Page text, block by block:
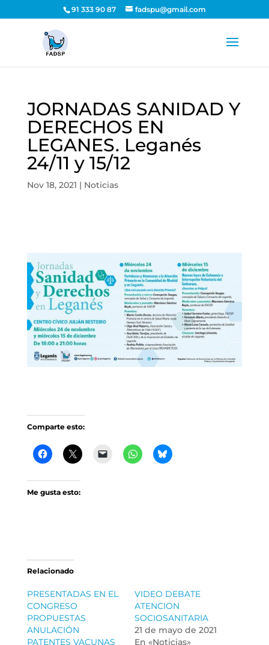
91 333 90 87 fadspu@gmail.com
JORNADAS SANIDAD Y
DERECHOS EN
LEGANES. Leganés
24/11 y 15/12
Nov 18, 2021 | Noticias
Comparte esto:
Me gusta esto:
Relacionado
PRESENTADAS EN EL
CONGRESO
PROPUESTAS
ANULACIÓN
PATENTES VACUNAS
VIDEO DEBATE
ATENCION
SOCIOSANITARIA
21 de mayo de 2021
En «Noticias»